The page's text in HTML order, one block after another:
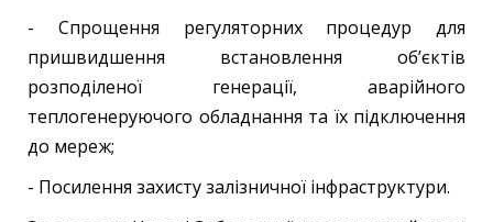
- Спрощення регуляторних процедур для
пришвидшення встановлення об’єктів
розподіленої генерації, аварійного
теплогенеруючого обладнання та їх підключення
до мереж;
- Посилення захисту залізничної інфраструктури.